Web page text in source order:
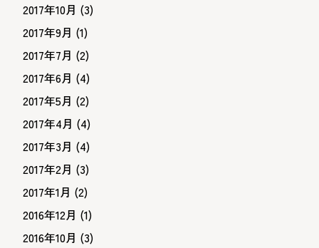
2017年10月 (3)
2017年9月 (1)
2017年7月 (2)
2017年6月 (4)
2017年5月 (2)
2017年4月 (4)
2017年3月 (4)
2017年2月 (3)
2017年1月 (2)
2016年12月 (1)
2016年10月 (3)